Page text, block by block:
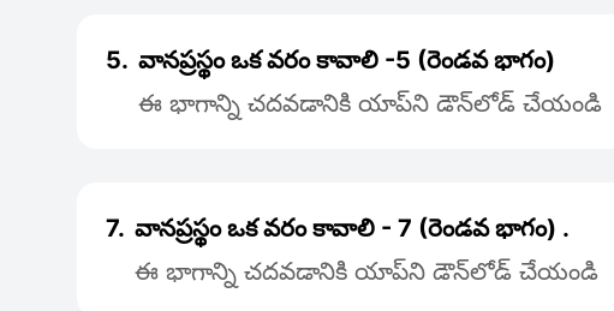
5. వానప్రస్థం ఒక వరం కావాలి -5 (రెండవ భాగం)
ఈ భాగాన్ని చదవడానికి యాప్‌ని డౌన్‌లోడ్ చేయండి
7. వానప్రస్థం ఒక వరం కావాలి - 7 (రెండవ భాగం) .
ఈ భాగాన్ని చదవడానికి యాప్‌ని డౌన్‌లోడ్ చేయండి